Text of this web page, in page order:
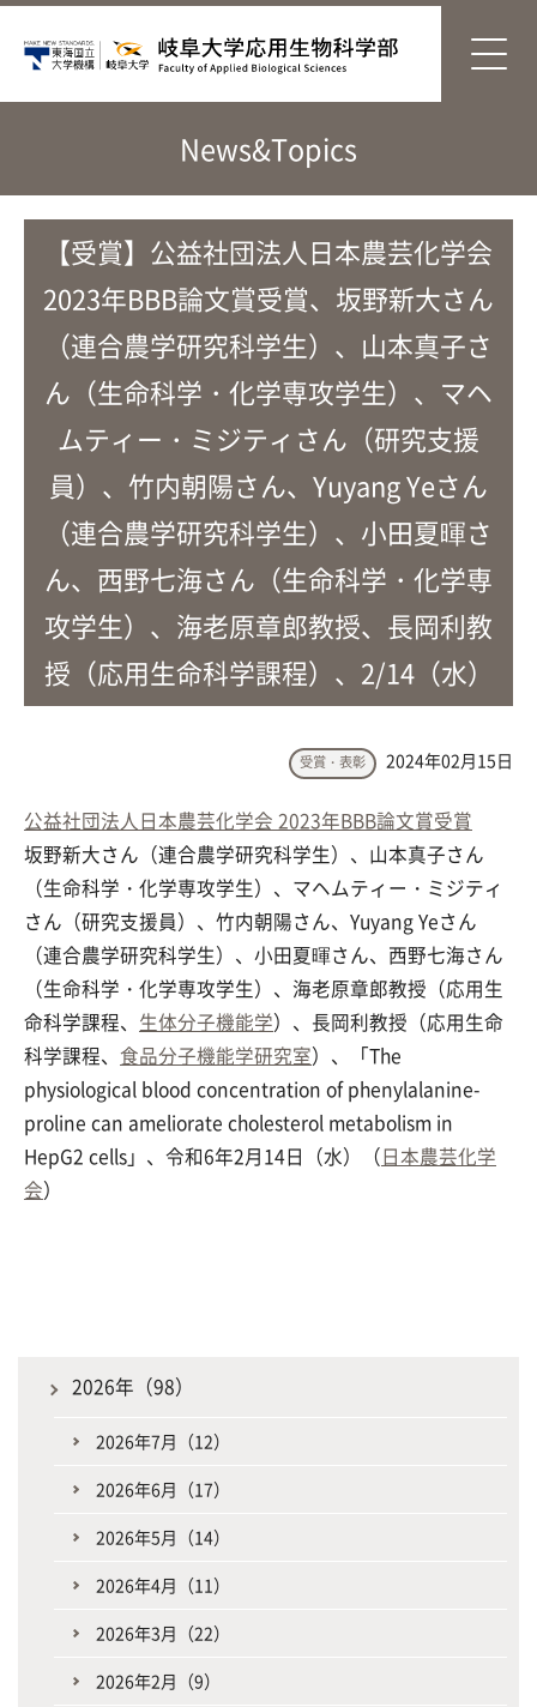
News&Topics
【受賞】公益社団法人日本農芸化学会
2023年BBB論文賞受賞、坂野新大さん
（連合農学研究科学生）、山本真子さ
ん（生命科学・化学専攻学生）、マヘ
ムティー・ミジティさん（研究支援
員）、竹内朝陽さん、Yuyang Yeさん
（連合農学研究科学生）、小田夏暉さ
ん、西野七海さん（生命科学・化学専
攻学生）、海老原章郎教授、長岡利教
授（応用生命科学課程）、2/14（水）
受賞・表彰 2024年02月15日
公益社団法人日本農芸化学会 2023年BBB論文賞受賞
坂野新大さん（連合農学研究科学生）、山本真子さん
（生命科学・化学専攻学生）、マヘムティー・ミジティ
さん（研究支援員）、竹内朝陽さん、Yuyang Yeさん
（連合農学研究科学生）、小田夏暉さん、西野七海さん
（生命科学・化学専攻学生）、海老原章郎教授（応用生
命科学課程、 生体分子機能学）、長岡利教授（応用生命
科学課程、 食品分子機能学研究室）、「The
physiological blood concentration of phenylalanine-
proline can ameliorate cholesterol metabolism in
HepG2 cells」、令和6年2月14日（水）（日本農芸化学
会）
2026年（98）
2026年7月（12）
2026年6月（17）
2026年5月（14）
2026年4月（11）
2026年3月（22）
2026年2月（9）